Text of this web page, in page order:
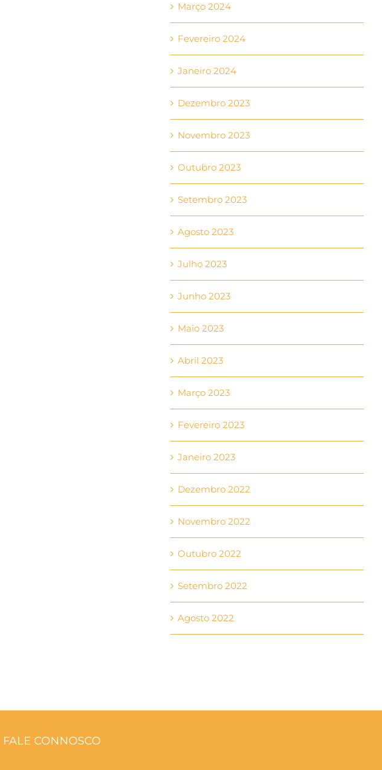
Março 2024
Fevereiro 2024
Janeiro 2024
Dezembro 2023
Novembro 2023
Outubro 2023
Setembro 2023
Agosto 2023
Julho 2023
Junho 2023
Maio 2023
Abril 2023
Março 2023
Fevereiro 2023
Janeiro 2023
Dezembro 2022
Novembro 2022
Outubro 2022
Setembro 2022
Agosto 2022
FALE CONNOSCO